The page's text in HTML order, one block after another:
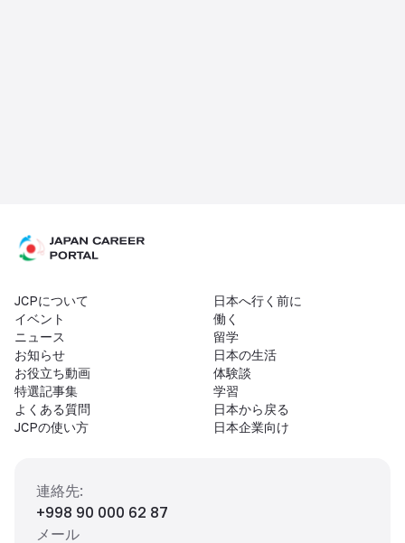
JCPについて
イベント
ニュース
お知らせ
お役立ち動画
特選記事集
よくある質問
JCPの使い方
日本へ行く前に
働く
留学
日本の生活
体験談
学習
日本から戻る
日本企業向け
連絡先:
+998 90 000 62 87
メール